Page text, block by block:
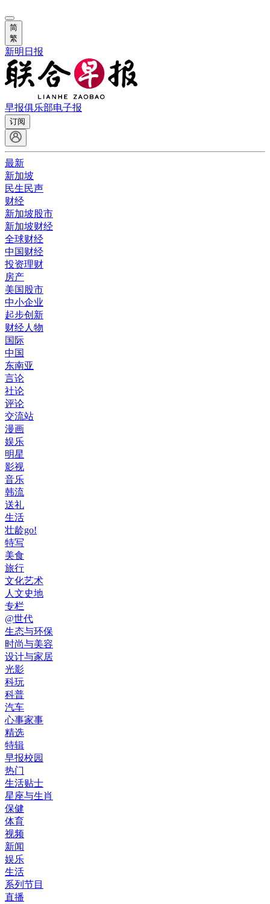
简
繁
新明日报
早报俱乐部电子报
订阅
最新
新加坡
民生民声
财经
新加坡股市
新加坡财经
全球财经
中国财经
投资理财
房产
美国股市
中小企业
起步创新
财经人物
国际
中国
东南亚
言论
社论
评论
交流站
漫画
娱乐
明星
影视
音乐
韩流
送礼
生活
壮龄go!
特写
美食
旅行
文化艺术
人文史地
专栏
@世代
生态与环保
时尚与美容
设计与家居
光影
科玩
科普
汽车
心事家事
精选
特辑
早报校园
热门
生活贴士
星座与生肖
保健
体育
视频
新闻
娱乐
生活
系列节目
直播